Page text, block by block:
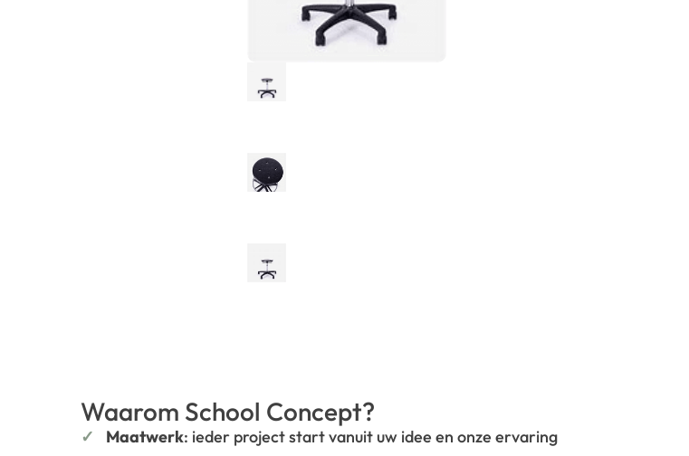
Waarom School Concept?
Maatwerk: ieder project start vanuit uw idee en onze ervaring